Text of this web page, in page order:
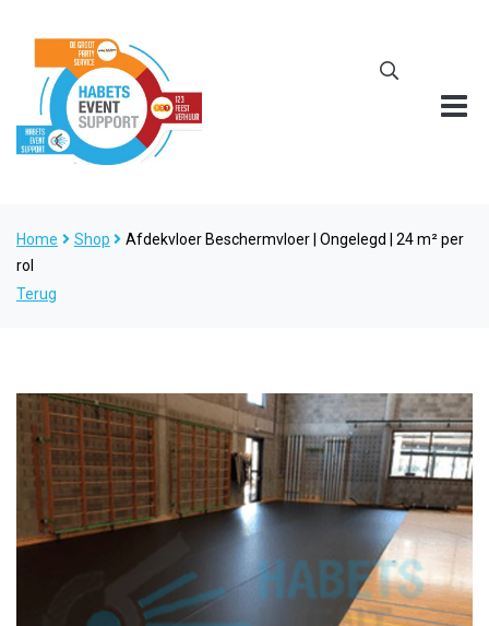
Home Shop
Afdekvloer Beschermvloer | Ongelegd | 24 m² per
rol
Terug